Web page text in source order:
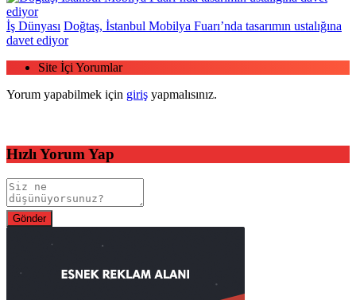
İş Dünyası Doğtaş, İstanbul Mobilya Fuarı’nda tasarımın ustalığına
davet ediyor
Site İçi Yorumlar
Yorum yapabilmek için giriş yapmalısınız.
Hızlı Yorum Yap